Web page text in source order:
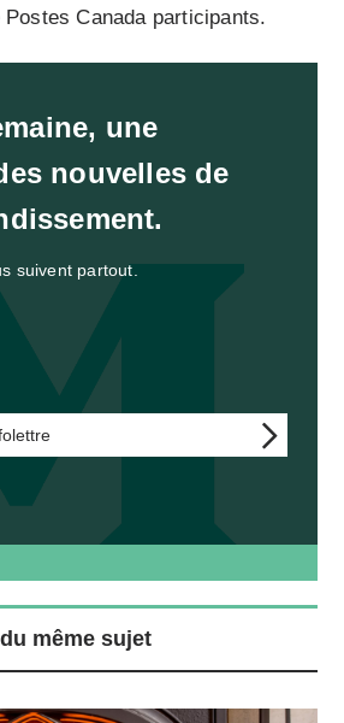
Canada participants.
une
nouvelles de
suivent partout.
même sujet